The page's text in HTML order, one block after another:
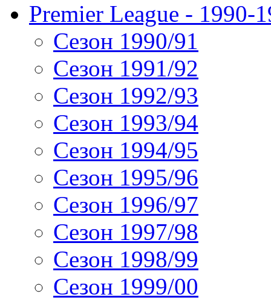
Premier League - 1990-
Сезон 1990/91
Сезон 1991/92
Сезон 1992/93
Сезон 1993/94
Сезон 1994/95
Сезон 1995/96
Сезон 1996/97
Сезон 1997/98
Сезон 1998/99
Сезон 1999/00